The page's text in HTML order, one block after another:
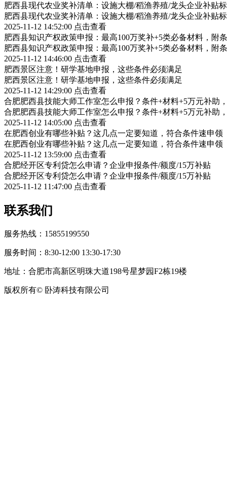
肥西县现代农业奖补清单：设施大棚/稻渔养殖/龙头企业补贴
肥西县现代农业奖补清单：设施大棚/稻渔养殖/龙头企业补贴
2025-11-12 14:52:00 点击查看
肥西县知识产权政策申报：最高100万奖补+5类必备材料，附
肥西县知识产权政策申报：最高100万奖补+5类必备材料，附
2025-11-12 14:46:00 点击查看
肥西景区注意！研学基地申报，这些条件必须满足
肥西景区注意！研学基地申报，这些条件必须满足
2025-11-12 14:29:00 点击查看
合肥肥西县技能大师工作室怎么申报？条件+材料+5万元补助
合肥肥西县技能大师工作室怎么申报？条件+材料+5万元补助
2025-11-12 14:05:00 点击查看
在肥西创业有哪些补贴？这几点一定要知道，符合条件速申领
在肥西创业有哪些补贴？这几点一定要知道，符合条件速申领
2025-11-12 13:59:00 点击查看
合肥经开区专利贷怎么申请？企业申报条件/额度/15万补贴
合肥经开区专利贷怎么申请？企业申报条件/额度/15万补贴
2025-11-12 11:47:00 点击查看
联系我们
服务热线：15855199550
服务时间：8:30-12:00 13:30-17:30
地址：合肥市高新区明珠大道198号星梦园F2栋19楼
版权所有© 卧涛科技有限公司